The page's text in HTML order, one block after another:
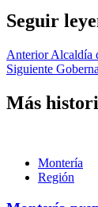
Seguir
AnteriorAlcaldía
Siguiente
Más
Montería
Región